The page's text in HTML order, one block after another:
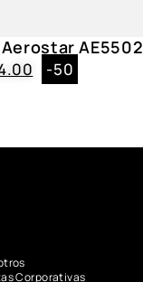
AE5502
-50
Corporativas